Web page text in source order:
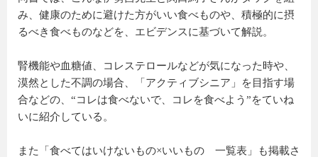
み、健康のために避けた方がいい食べものや、積極的に摂
るべき食べものなどを、エビデンスに基づいて解説。
腎機能や血糖値、コレステロールなどが気になった時や、
漠然とした不調の場合、「アクティブシニア」を目指す場
合などの、“コレは食べないで、コレを食べよう”をていね
いに紹介している。
また「食べてはいけないもの×いいもの 一覧表」も掲載さ